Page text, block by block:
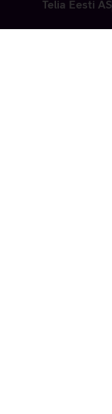
Telia Eesti AS